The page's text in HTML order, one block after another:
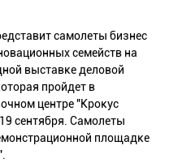
самолеты бизнес
семейств на
выставке деловой
пройдет в
центре "Крокус
сентября. Самолеты
площадке